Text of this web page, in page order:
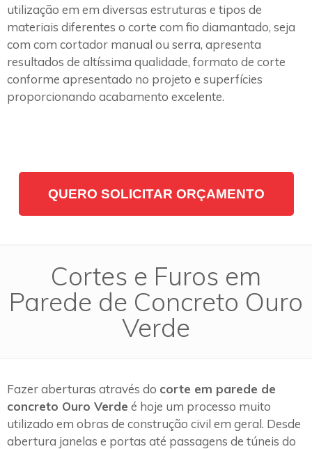
utilização em em diversas estruturas e tipos de
materiais diferentes o corte com fio diamantado, seja
com com cortador manual ou serra, apresenta
resultados de altíssima qualidade, formato de corte
conforme apresentado no projeto e superfícies
proporcionando acabamento excelente.
QUERO SOLICITAR ORÇAMENTO
Cortes e Furos em
Parede de Concreto Ouro
Verde
Fazer aberturas através do corte em parede de
concreto Ouro Verde é hoje um processo muito
utilizado em obras de construção civil em geral. Desde
abertura janelas e portas até passagens de túneis do